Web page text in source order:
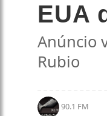
EUA
Anúncio
Rubio
90.1 FM